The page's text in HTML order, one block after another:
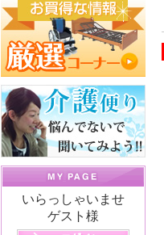
いらっしゃいませ
ゲスト様